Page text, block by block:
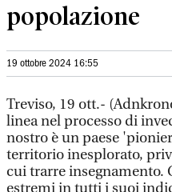
popolazione
19 ottobre 2024 16:55
Treviso, 19 ott.-
linea nel processo di
nostro è un paese
territorio inesplorato,
cui trarre insegnamento.
estremi in tutti i suoi